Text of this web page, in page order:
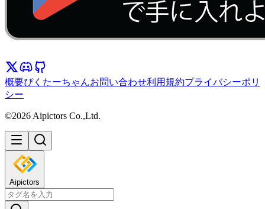
概要ぴくたーちゃんお問い合わせ利用規約プライバシーポリ
シー
©2026 Aipictors Co.,Ltd.
Aipictors